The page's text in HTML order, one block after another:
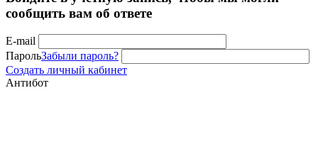
сообщить вам об ответе
E-mail
ПарольЗабыли пароль?
Создать личный кабинет
Антибот